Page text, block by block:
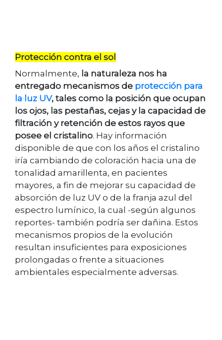
Protección contra el sol
Normalmente, la naturaleza nos ha
entregado mecanismos de protección para
la luz UV, tales como la posición que ocupan
los ojos, las pestañas, cejas y la capacidad de
filtración y retención de estos rayos que
posee el cristalino. Hay información
disponible de que con los años el cristalino
iría cambiando de coloración hacia una de
tonalidad amarillenta, en pacientes
mayores, a fin de mejorar su capacidad de
absorción de luz UV o de la franja azul del
espectro lumínico, la cual -según algunos
reportes- también podría ser dañina. Estos
mecanismos propios de la evolución
resultan insuficientes para exposiciones
prolongadas o frente a situaciones
ambientales especialmente adversas.